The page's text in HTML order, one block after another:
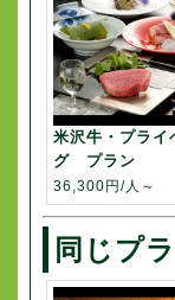
米沢牛・プライ
グ プラン
36,300円/人～
同じプ